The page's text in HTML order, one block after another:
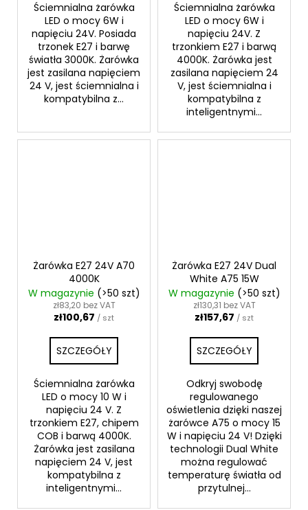
Ściemnialna żarówka
LED o mocy 6W i
napięciu 24V. Posiada
trzonek E27 i barwę
światła 3000K. Żarówka
jest zasilana napięciem
24 V, jest ściemnialna i
kompatybilna z...
Ściemnialna żarówka
LED o mocy 6W i
napięciu 24V. Z
trzonkiem E27 i barwą
4000K. Żarówka jest
zasilana napięciem 24
V, jest ściemnialna i
kompatybilna z
inteligentnymi...
Żarówka E27 24V A70
4000K
W magazynie (>50 szt)
zł83,20 bez VAT
zł100,67 / szt
SZCZEGÓŁY
Ściemnialna żarówka
LED o mocy 10 W i
napięciu 24 V. Z
trzonkiem E27, chipem
COB i barwą 4000K.
Żarówka jest zasilana
napięciem 24 V, jest
kompatybilna z
inteligentnymi...
Żarówka E27 24V Dual
White A75 15W
W magazynie (>50 szt)
zł130,31 bez VAT
zł157,67 / szt
SZCZEGÓŁY
Odkryj swobodę
regulowanego
oświetlenia dzięki naszej
żarówce A75 o mocy 15
W i napięciu 24 V! Dzięki
technologii Dual White
można regulować
temperaturę światła od
przytulnej...